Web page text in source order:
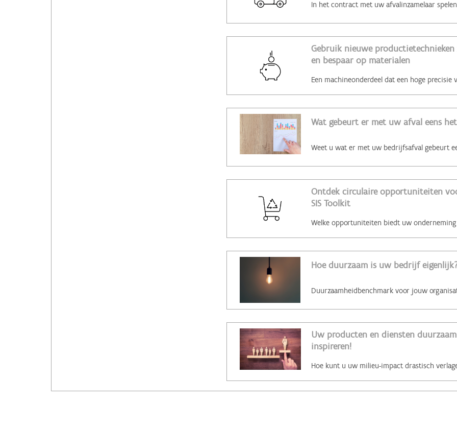
Gebruik nieuwe
en bespaar op materialen
Wat gebeurt er met uw afval eens
Ontdek circulaire opportuniteiten
SIS Toolkit
Hoe duurzaam is uw bedrijf
Uw producten en diensten
inspireren!